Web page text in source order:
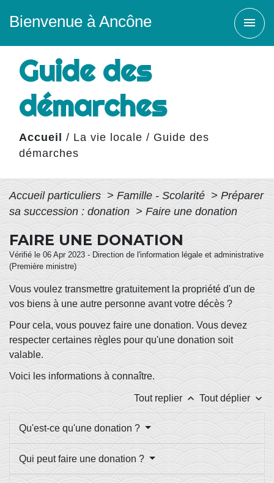
Bienvenue à Ancône menu
Guide des
démarches
Accueil / La vie locale / Guide des
démarches
Accueil particuliers > Famille - Scolarité > Préparer
sa succession : donation > Faire une donation
FAIRE UNE DONATION
Vérifié le 06 Apr 2023 - Direction de l'information légale et administrative
(Première ministre)
Vous voulez transmettre gratuitement la propriété d'un de
vos biens à une autre personne avant votre décès ?
Pour cela, vous pouvez faire une donation. Vous devez
respecter certaines règles pour qu'une donation soit
valable.
Voici les informations à connaître.
Tout replier keyboard_arrow_up Tout déplier keyboard_arrow_down
Qu'est-ce qu'une donation ?
Qui peut faire une donation ?